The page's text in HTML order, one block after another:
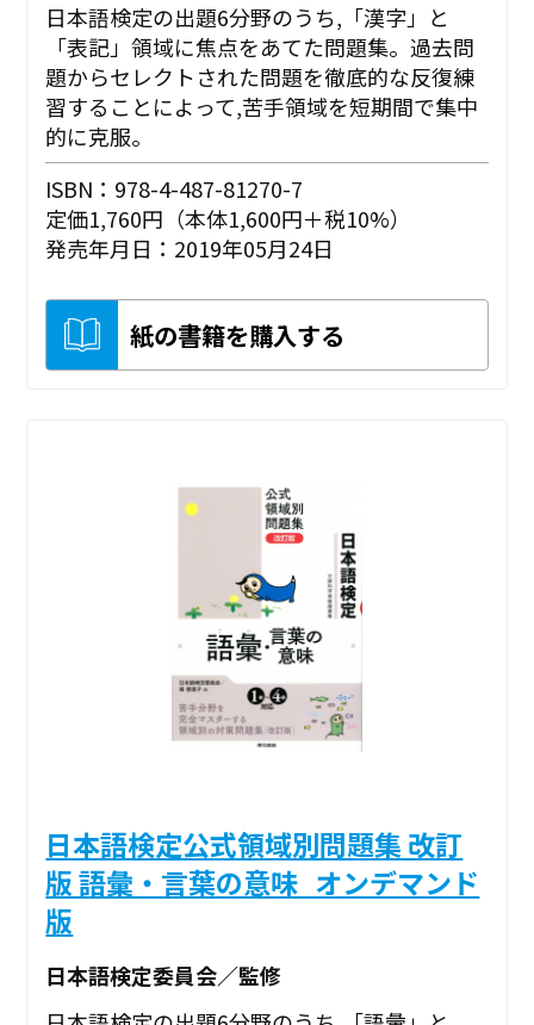
日本語検定の出題6分野のうち,「漢字」と
「表記」領域に焦点をあてた問題集。過去問
題からセレクトされた問題を徹底的な反復練
習することによって,苦手領域を短期間で集中
的に克服。
ISBN：978-4-487-81270-7
定価1,760円（本体1,600円＋税10%）
発売年月日：2019年05月24日
紙の書籍を購入する
日本語検定公式領域別問題集 改訂
版 語彙・言葉の意味_オンデマンド
版
日本語検定委員会／監修